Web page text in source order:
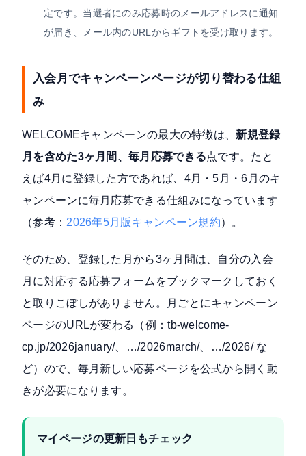
定です。当選者にのみ応募時のメールアドレスに通知
が届き、メール内のURLからギフトを受け取ります。
入会月でキャンペーンページが切り替わる仕組
み
WELCOMEキャンペーンの最大の特徴は、 新規登録
月を含めた3ヶ月間、毎月応募できる点です。たと
えば4月に登録した方であれば、4月・5月・6月のキ
ャンペーンに毎月応募できる仕組みになっています
（参考： 2026年5月版キャンペーン規約）。
そのため、登録した月から3ヶ月間は、自分の入会
月に対応する応募フォームをブックマークしておく
と取りこぼしがありません。月ごとにキャンペーン
ページのURLが変わる（例：tb-welcome-
cp.jp/2026january/、…/2026march/、…/2026/ な
ど）ので、毎月新しい応募ページを公式から開く動
きが必要になります。
マイページの更新日もチェック